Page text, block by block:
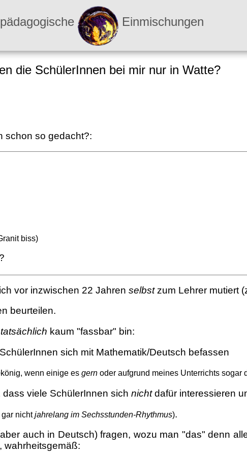
pädagogische Einmischungen